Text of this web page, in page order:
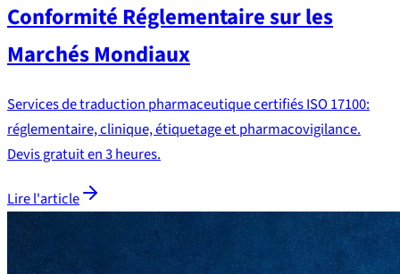
Conformité Réglementaire sur les
Marchés Mondiaux
Services de traduction pharmaceutique certifiés ISO 17100:
réglementaire, clinique, étiquetage et pharmacovigilance.
Devis gratuit en 3 heures.
Lire l'article